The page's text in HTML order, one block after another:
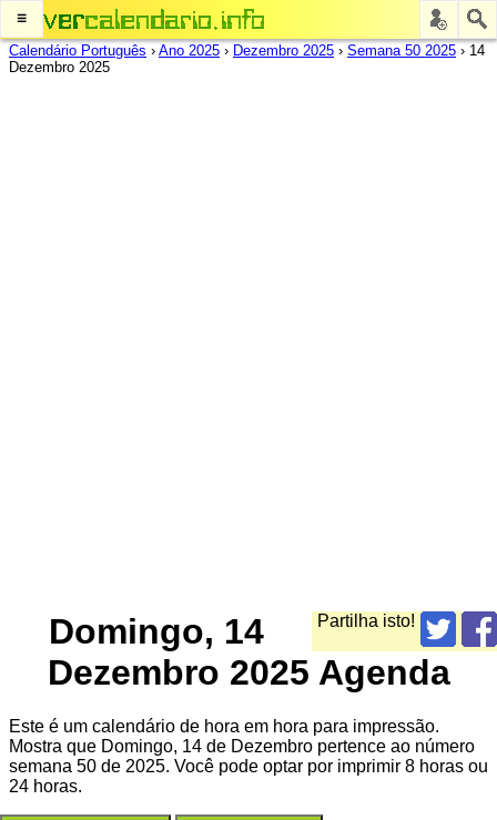
≡
Calendário Português › Ano 2025 › Dezembro 2025 › Semana 50 2025 › 14
Dezembro 2025
Partilha isto!
Domingo, 14
Dezembro 2025 Agenda
Este é um calendário de hora em hora para impressão.
Mostra que Domingo, 14 de Dezembro pertence ao número
semana 50 de 2025. Você pode optar por imprimir 8 horas ou
24 horas.